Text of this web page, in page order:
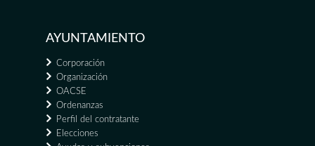
AYUNTAMIENTO
Corporación
Organización
OACSE
Ordenanzas
Perfil del contratante
Elecciones